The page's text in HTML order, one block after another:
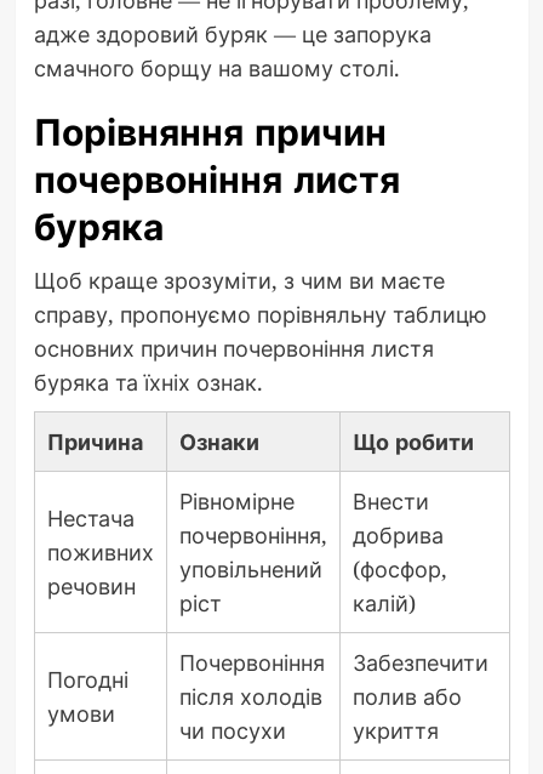
адже здоровий буряк — це запорука
смачного борщу на вашому столі.
Порівняння причин
почервоніння листя
буряка
Щоб краще зрозуміти, з чим ви маєте
справу, пропонуємо порівняльну таблицю
основних причин почервоніння листя
буряка та їхніх ознак.
Причина Ознаки Що робити
Нестача
поживних
речовин
Рівномірне
почервоніння,
уповільнений
ріст
Внести
добрива
(фосфор,
калій)
Погодні
умови
Почервоніння
після холодів
чи посухи
Забезпечити
полив або
укриття